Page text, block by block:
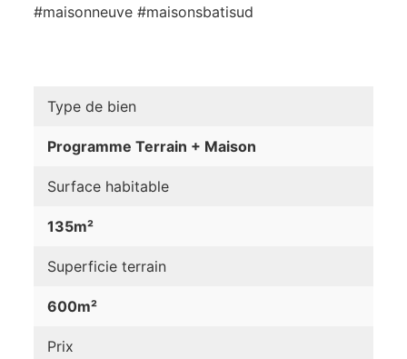
#maisonneuve #maisonsbatisud
Type de bien
Programme Terrain + Maison
Surface habitable
135m²
Superficie terrain
600m²
Prix